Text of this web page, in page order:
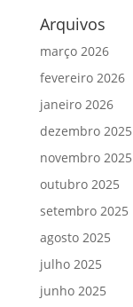
Arquivos
março 2026
fevereiro 2026
janeiro 2026
dezembro 2025
novembro 2025
outubro 2025
setembro 2025
agosto 2025
julho 2025
junho 2025